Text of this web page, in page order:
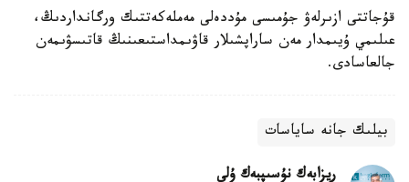
قۇجاتتى ازىرلەۋ جۇمىسى مۇددەلى مەملەكەتتىك ورگانداردىڭ،
عىلىمي ۇيىمدار مەن ساراپشىلار قاۋىمداستىعىنىڭ قاتىسۋىمەن
جالعاسادى.
بيلىك جانە ساياسات
ريزابەك نۇسىپبەك ۇلى